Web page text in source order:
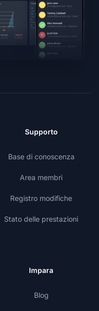
Supporto
Base di conoscenza
Area membri
Registro modifiche
Stato delle prestazioni
Impara
Blog